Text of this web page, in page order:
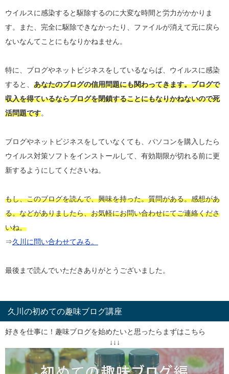
ウイルスに感染すると駆除するのに大変な時間と労力がかかりま
す。また、完全に駆除できなかったり、ファイルが消えて元に戻ら
ないなんてことにもなりかねません。
特に、ブログやネットビジネスをしているならば、ウイルスに感染
すると、 あなたのブログの信用問題にも関わってきます。ブログで
収入を得ているならブログを閉鎖することにもなりかねないので死
活問題です
ブログやネットビジネスをしていなくても、パソコンを購入したら
ウイルス対策ソフトをインストールして、有効期限が切れる前に更
新するようにしてくださいね。
もし、このブログを読んで、興味を持った。質問がある。感想があ
る。などがありましたら、お気軽にお問い合わせにてご連絡くださ
いね。
⇒久川に問い合わせてみる。
最後まで読んでいただきありがとうございました。
久川の初めての趣味ブログ講座
好きを仕事に！趣味ブログを始めたいと思ったらまずはこちら
↓↓↓